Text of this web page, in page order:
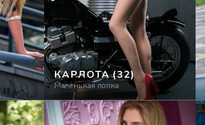
КАРЛОТА(32)
Маленькая попка